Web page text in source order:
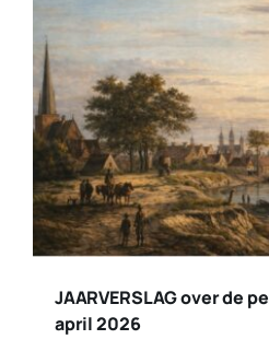
JAARVERSLAG over de
april 2026